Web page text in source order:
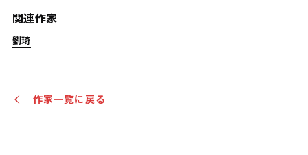
関連作家
劉琦
作家一覧に戻る